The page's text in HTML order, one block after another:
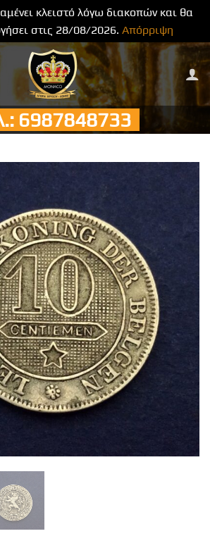
κλειστό λόγω διακοπών και θα
στις 28/08/2026. Απόρριψη
6987848733